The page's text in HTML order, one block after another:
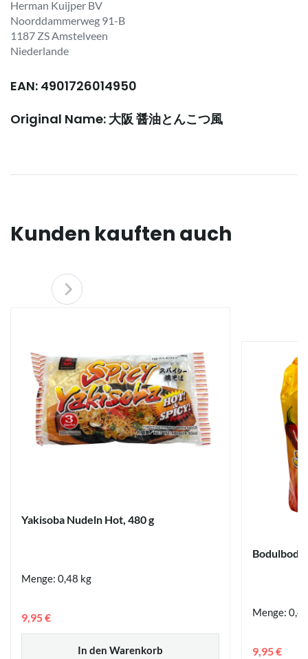
Herman Kuijper BV
Noorddammerweg 91-B
1187 ZS Amstelveen
Niederlande
EAN: 4901726014950
Original Name: 大阪 醤油とんこつ風
Kunden kauften auch
Yakisoba Nudeln Hot, 480 g
Menge: 0,48 kg
In den Warenkorb
9,95 € Menge:
9,95 €